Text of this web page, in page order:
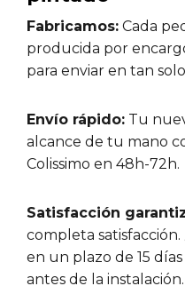
Fabricamos: Cada
producida por
para enviar en tan
Envío rápido: Tu
alcance de tu mano
Colissimo en 48h-72h.
Satisfacción
completa
en un plazo de 15
antes de la instalación.